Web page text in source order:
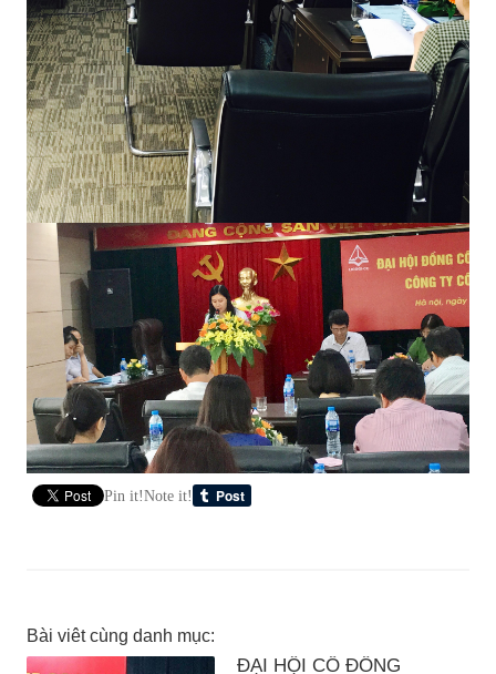
Pin it!Note it!
Bài viêt cùng danh mục:
ĐẠI HỘI CỔ ĐÔNG